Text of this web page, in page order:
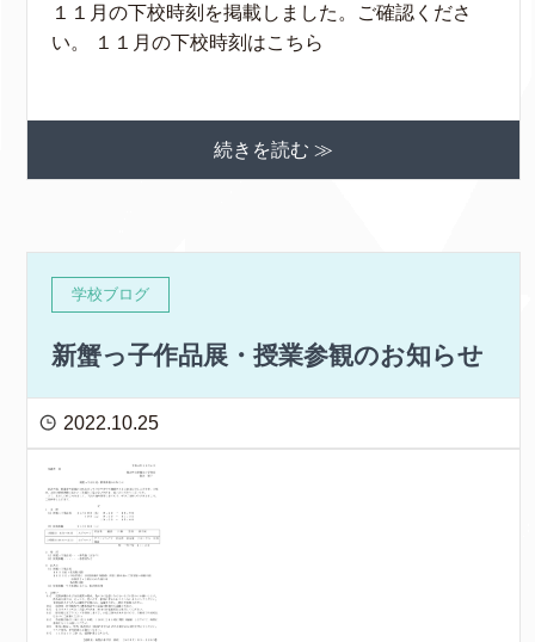
１１月の下校時刻を掲載しました。ご確認くださ
い。 １１月の下校時刻はこちら
続きを読む ≫
学校ブログ
新蟹っ子作品展・授業参観のお知らせ
2022.10.25